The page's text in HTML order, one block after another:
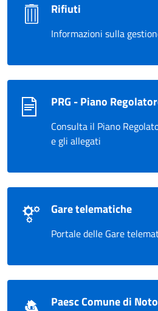
Rifiuti
Informazioni sulla
PRG - Piano
Consulta il Piano
e gli allegati
Gare telematiche
Portale delle Gare
Paesc Comune di Noto